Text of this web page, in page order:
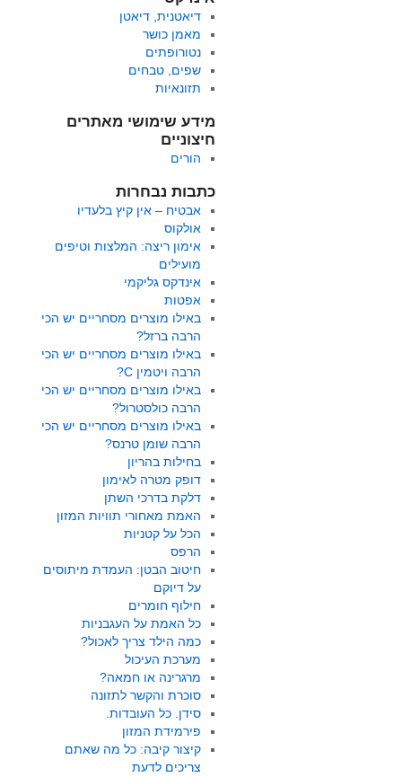
דיאטנית, דיאטן
מאמן כושר
נטורופתים
שפים, טבחים
תזונאיות
מידע שימושי מאתרים
חיצוניים
הורים
כתבות נבחרות
אבטיח – אין קיץ בלעדיו
אולקוס
אימון ריצה: המלצות וטיפים
מועילים
אינדקס גליקמי
אפטות
באילו מוצרים מסחריים יש הכי
הרבה ברזל?
באילו מוצרים מסחריים יש הכי
הרבה ויטמין C?
באילו מוצרים מסחריים יש הכי
הרבה כולסטרול?
באילו מוצרים מסחריים יש הכי
הרבה שומן טרנס?
בחילות בהריון
דופק מטרה לאימון
דלקת בדרכי השתן
האמת מאחורי תוויות המזון
הכל על קטניות
הרפס
חיטוב הבטן: העמדת מיתוסים
על דיוקם
חילוף חומרים
כל האמת על העגבניות
כמה הילד צריך לאכול?
מערכת העיכול
מרגרינה או חמאה?
סוכרת והקשר לתזונה
סידן. כל העובדות.
פירמידת המזון
קיצור קיבה: כל מה שאתם
צריכים לדעת